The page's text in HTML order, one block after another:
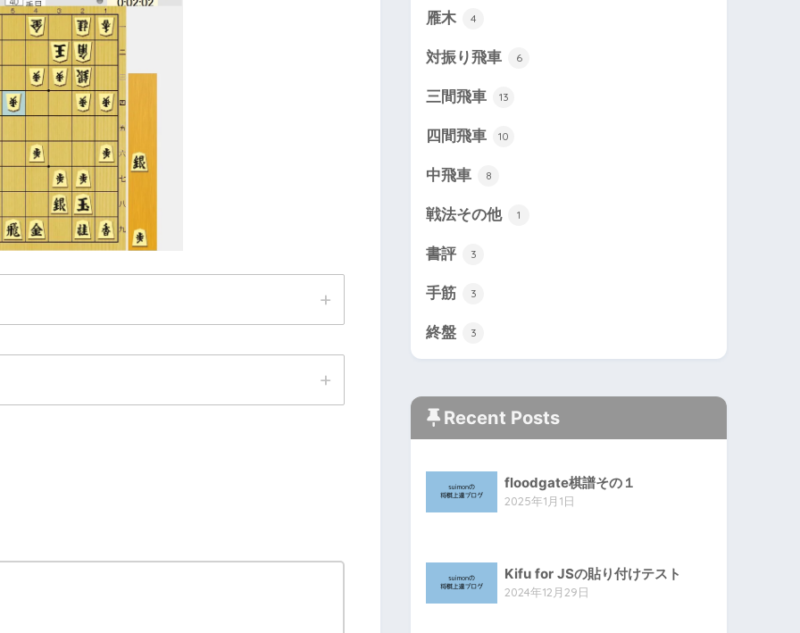
雁木 4
対振り飛車 6
三間飛車 13
四間飛車 10
中飛車 8
戦法その他 1
書評 3
手筋 3
終盤 3
Recent Posts
floodgate棋譜その１
2025年1月1日
Kifu for JSの貼り付けテスト
2024年12月29日